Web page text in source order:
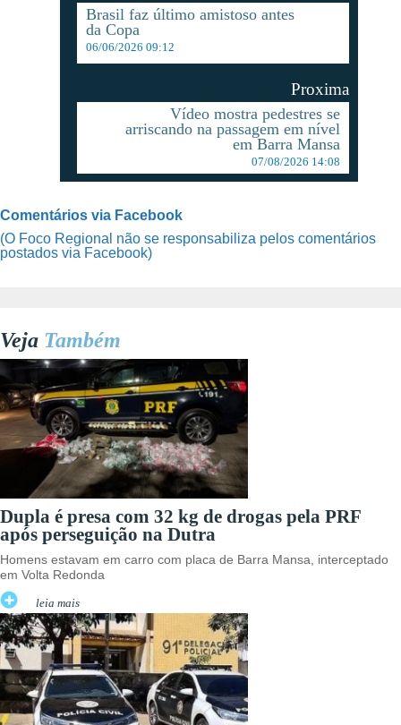
Brasil faz último amistoso antes
da Copa
06/06/2026 09:12
Proxima
Vídeo mostra pedestres se
arriscando na passagem em nível
em Barra Mansa
07/08/2026 14:08
Comentários via Facebook
(O Foco Regional não se responsabiliza pelos comentários
postados via Facebook)
Veja Também
Dupla é presa com 32 kg de drogas pela PRF
após perseguição na Dutra
Homens estavam em carro com placa de Barra Mansa, interceptado
em Volta Redonda
leia mais